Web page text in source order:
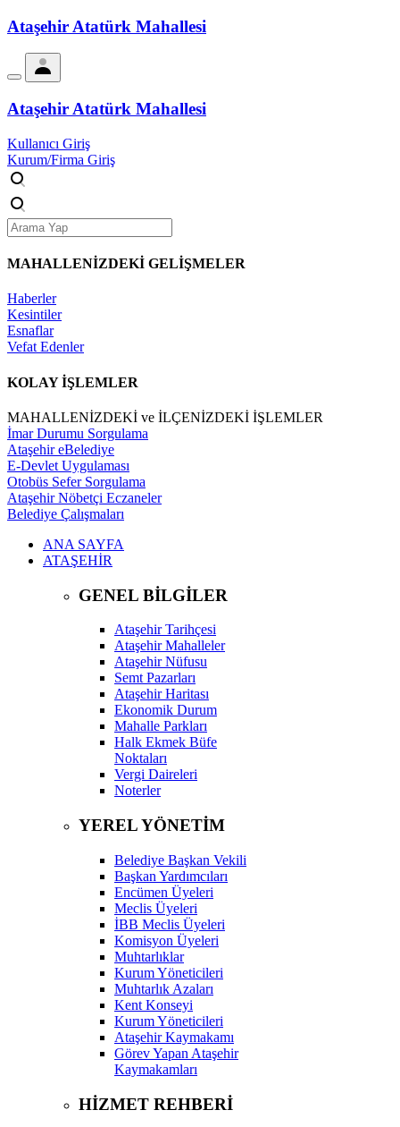
Ataşehir Atatürk Mahallesi
Ataşehir Atatürk Mahallesi
Kullanıcı Giriş
Kurum/Firma Giriş
MAHALLENİZDEKİ GELİŞMELER
Haberler
Kesintiler
Esnaflar
Vefat Edenler
KOLAY İŞLEMLER
MAHALLENİZDEKİ ve İLÇENİZDEKİ İŞLEMLER
İmar Durumu Sorgulama
Ataşehir eBelediye
E-Devlet Uygulaması
Otobüs Sefer Sorgulama
Ataşehir Nöbetçi Eczaneler
Belediye Çalışmaları
ANA SAYFA
ATAŞEHİR
GENEL BİLGİLER
Ataşehir Tarihçesi
Ataşehir Mahalleler
Ataşehir Nüfusu
Semt Pazarları
Ataşehir Haritası
Ekonomik Durum
Mahalle Parkları
Halk Ekmek Büfe
Noktaları
Vergi Daireleri
Noterler
YEREL YÖNETİM
Belediye Başkan Vekili
Başkan Yardımcıları
Encümen Üyeleri
Meclis Üyeleri
İBB Meclis Üyeleri
Komisyon Üyeleri
Muhtarlıklar
Kurum Yöneticileri
Muhtarlık Azaları
Kent Konseyi
Kurum Yöneticileri
Ataşehir Kaymakamı
Görev Yapan Ataşehir
Kaymakamları
HİZMET REHBERİ